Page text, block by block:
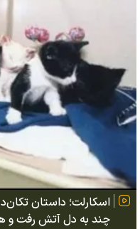
اسکارلت؛ داستان
چند به دل آتش رفت و